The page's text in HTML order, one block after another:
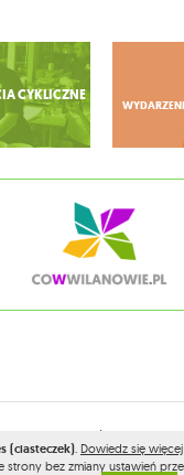
CYKLICZNE
ZASTRZEŻONE PRZEZ
I WYKONANIE:VEGA
(ciasteczek). Dowiedz się więcej
strony bez zmiany ustawień